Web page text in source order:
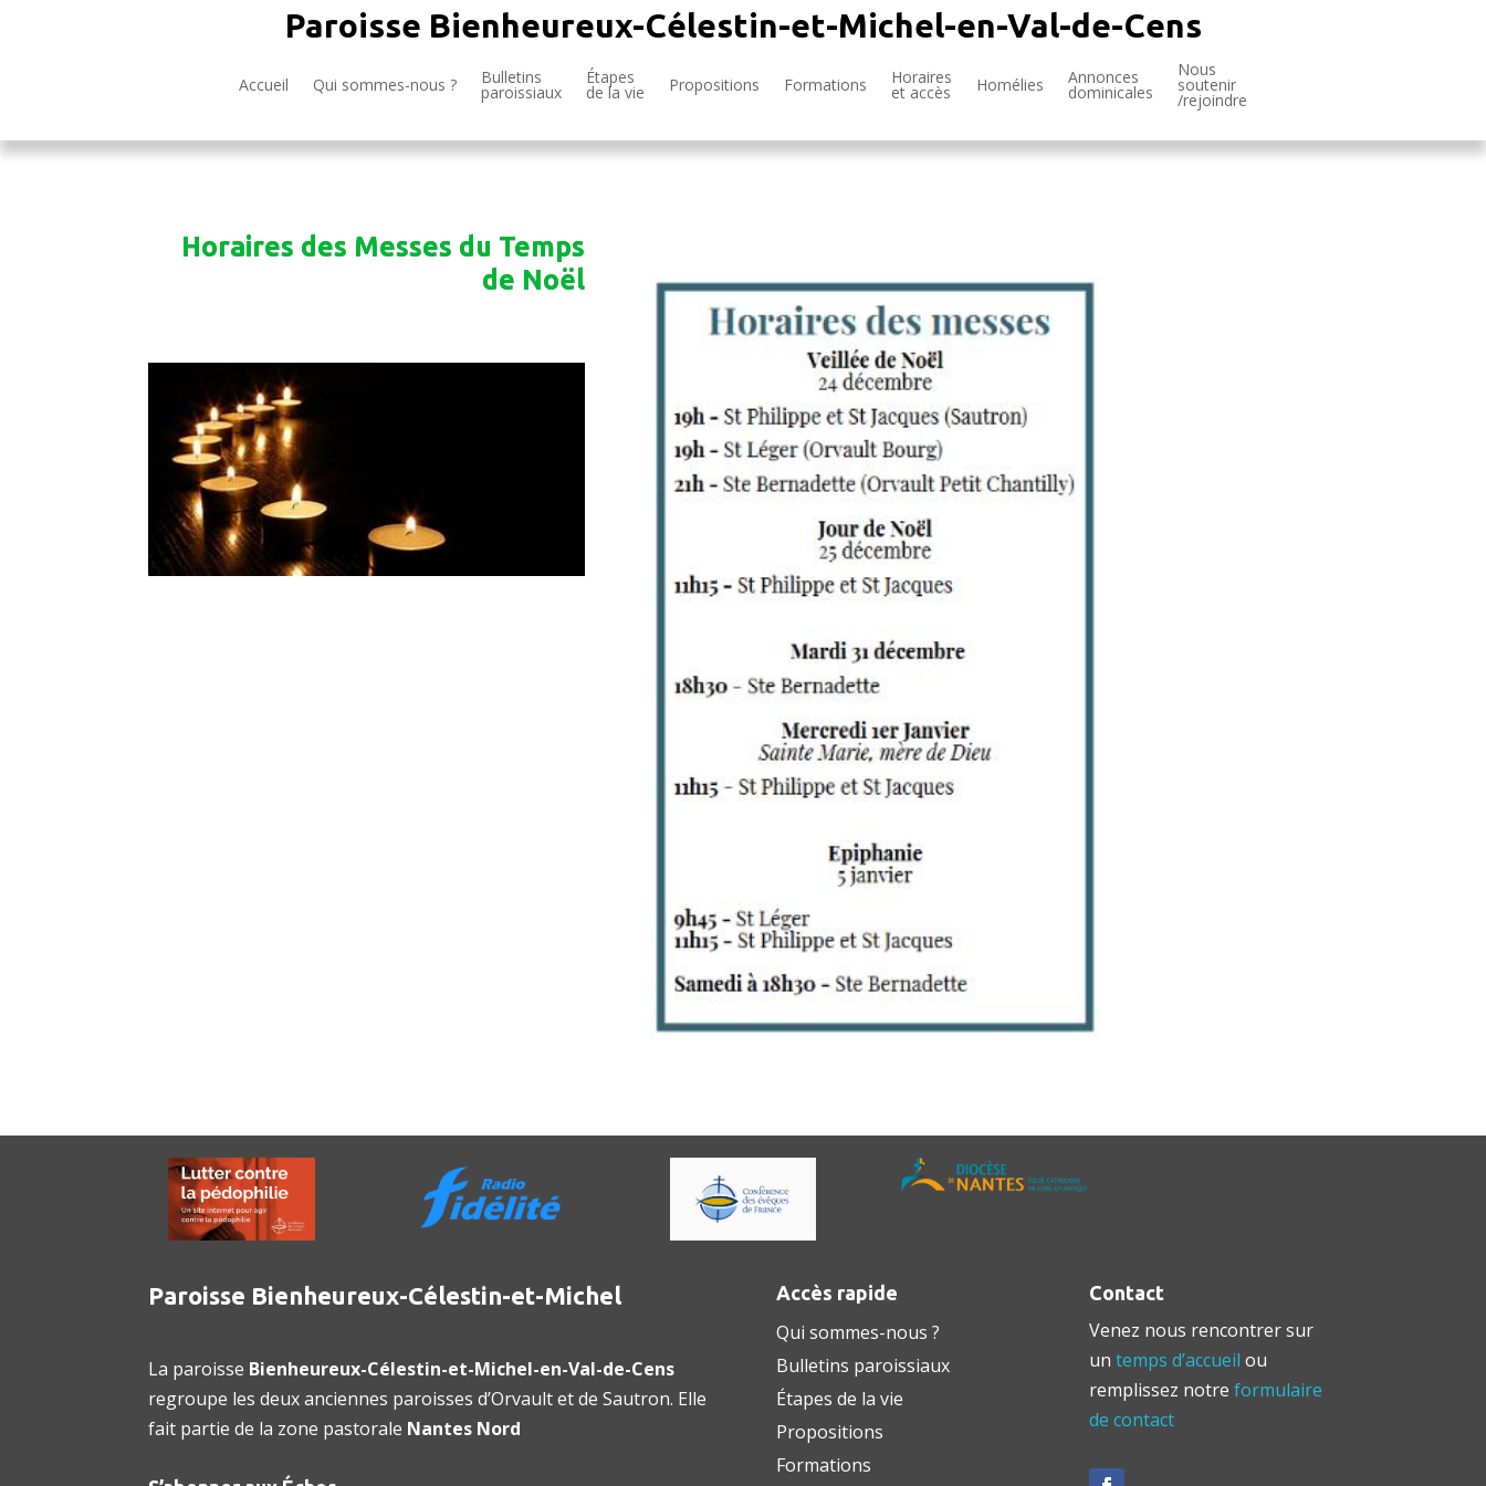
Paroisse Bienheureux-Célestin-et-Michel-en-Val-de-Cens
Accueil Qui sommes-nous ? Bulletins
paroissiaux
Étapes
de la vie Propositions Formations Horaires
et accès Homélies Annonces
dominicales
Nous
soutenir
/rejoindre
Horaires des Messes du Temps
de Noël
Paroisse Bienheureux-Célestin-et-Michel
La paroisse Bienheureux-Célestin-et-Michel-en-Val-de-Cens
regroupe les deux anciennes paroisses d’Orvault et de Sautron. Elle
fait partie de la zone pastorale Nantes Nord
Accès rapide
Qui sommes-nous ?
Bulletins paroissiaux
Étapes de la vie
Propositions
Formations
Contact
Venez nous rencontrer sur
untemps d’accueil ou
remplissez notreformulaire
de contact